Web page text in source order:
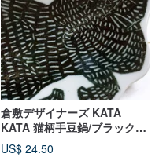
倉敷デザイナーズ KATA
KATA 猫柄手豆鍋/ブラック
(94722)
US$ 24.50